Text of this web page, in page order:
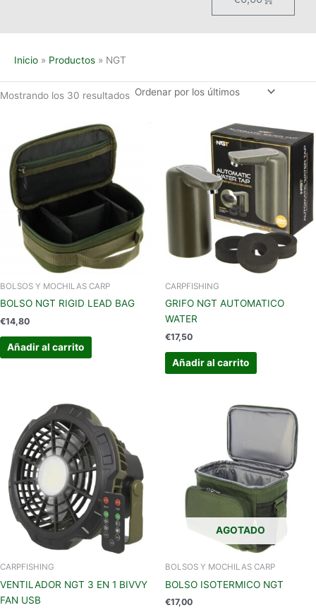
Inicio Productos NGT
Mostrando los 30 resultados
BOLSOS Y MOCHILAS CARP
BOLSO NGT RIGID LEAD BAG
€14,80
Añadir al carrito
CARPFISHING
GRIFO NGT AUTOMATICO
WATER
€17,50
Añadir al carrito
CARPFISHING
VENTILADOR NGT 3 EN 1 BIVVY
FAN USB
AGOTADO
BOLSOS Y MOCHILAS CARP
BOLSO ISOTERMICO NGT
€17,00